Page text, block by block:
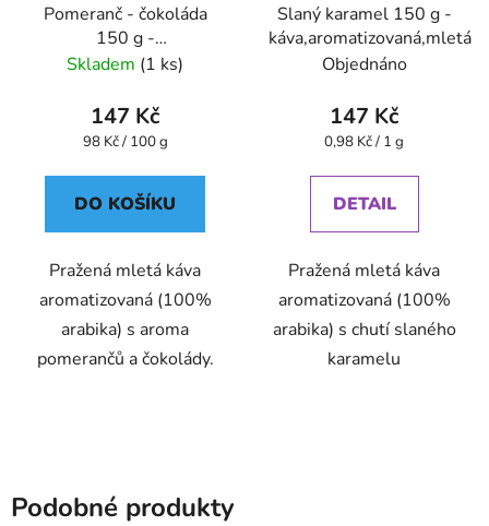
Pomeranč - čokoláda
150 g -
káva,aromatizovaná,mletá
Skladem (1 ks)
147 Kč
Měrná
98 Kč / 100 g
DO KOŠÍKU
Pražená mletá káva
aromatizovaná (100%
arabika) s aroma
pomerančů a čokolády.
Slaný karamel 150 g -
káva,aromatizovaná,mletá
Objednáno
147 Kč
Měrná
0,98 Kč / 1 g
DETAIL
Pražená mletá káva
aromatizovaná (100%
arabika) s chutí slaného
karamelu
Podobné produkty